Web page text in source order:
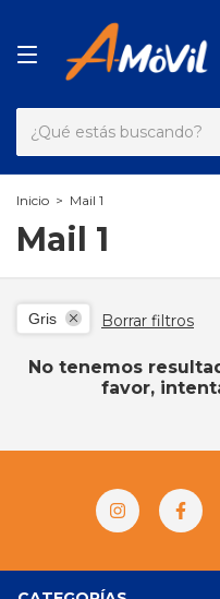
Inicio > Mail 1
Mail 1
Gris Borrar filtros
No tenemos
favor,